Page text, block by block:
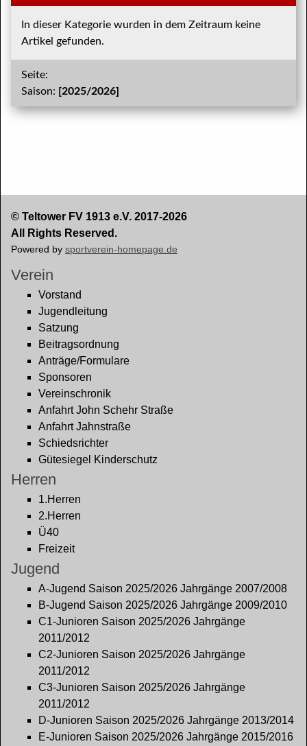
In dieser Kategorie wurden in dem Zeitraum keine
Artikel gefunden.
Seite:
Saison: [2025/2026]
© Teltower FV 1913 e.V. 2017-2026
All Rights Reserved.
Powered by sportverein-homepage.de
Verein
Vorstand
Jugendleitung
Satzung
Beitragsordnung
Anträge/Formulare
Sponsoren
Vereinschronik
Anfahrt John Schehr Straße
Anfahrt Jahnstraße
Schiedsrichter
Gütesiegel Kinderschutz
Herren
1.Herren
2.Herren
Ü40
Freizeit
Jugend
A-Jugend Saison 2025/2026 Jahrgänge 2007/2008
B-Jugend Saison 2025/2026 Jahrgänge 2009/2010
C1-Junioren Saison 2025/2026 Jahrgänge
2011/2012
C2-Junioren Saison 2025/2026 Jahrgänge
2011/2012
C3-Junioren Saison 2025/2026 Jahrgänge
2011/2012
D-Junioren Saison 2025/2026 Jahrgänge 2013/2014
E-Junioren Saison 2025/2026 Jahrgänge 2015/2016